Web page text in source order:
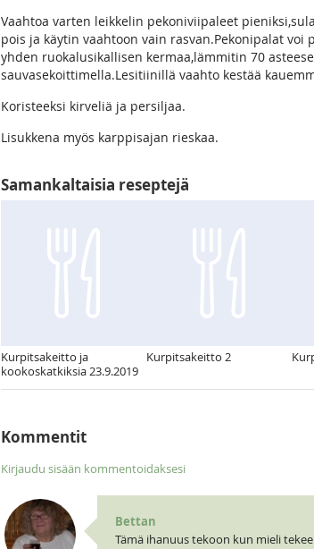
Vaahtoa varten leikkelin pekoniviipaleet
pois ja käytin vaahtoon vain rasvan.Pekonipalat
yhden ruokalusikallisen kermaa,lämmitin 70
sauvasekoittimella.Lesitiinillä vaahto kestää
Koristeeksi kirveliä ja persiljaa.
Lisukkena myös karppisajan rieskaa.
Samankaltaisia reseptejä
Kurpitsakeitto ja
kookoskatkiksia 23.9.2019
Kurpitsakeitto 2
Kommentit
Kirjaudu sisään kommentoidaksesi
Bettan
Tämä ihanuus tekoon kun mieli